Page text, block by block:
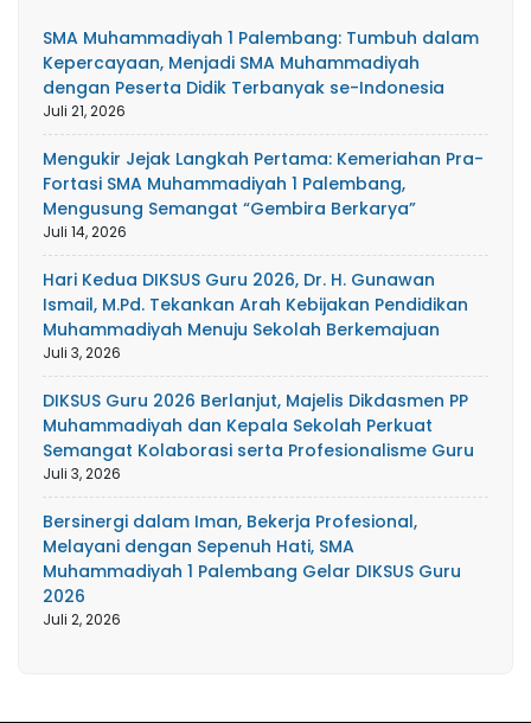
SMA Muhammadiyah 1 Palembang: Tumbuh dalam
Kepercayaan, Menjadi SMA Muhammadiyah
dengan Peserta Didik Terbanyak se-Indonesia
Juli 21, 2026
Mengukir Jejak Langkah Pertama: Kemeriahan Pra-
Fortasi SMA Muhammadiyah 1 Palembang,
Mengusung Semangat “Gembira Berkarya”
Juli 14, 2026
Hari Kedua DIKSUS Guru 2026, Dr. H. Gunawan
Ismail, M.Pd. Tekankan Arah Kebijakan Pendidikan
Muhammadiyah Menuju Sekolah Berkemajuan
Juli 3, 2026
DIKSUS Guru 2026 Berlanjut, Majelis Dikdasmen PP
Muhammadiyah dan Kepala Sekolah Perkuat
Semangat Kolaborasi serta Profesionalisme Guru
Juli 3, 2026
Bersinergi dalam Iman, Bekerja Profesional,
Melayani dengan Sepenuh Hati, SMA
Muhammadiyah 1 Palembang Gelar DIKSUS Guru
2026
Juli 2, 2026